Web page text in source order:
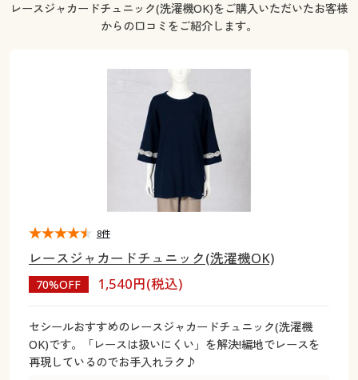
ジュニア・ティーンズ下着
キッチン・雑貨・日用品
寝具・インテリア・家具通販すべて
カーテン・ラグ・ファブリック
美容・健康通販すべて
美容・健康・サプリメント
制服・スクール
大きいサイズ通販すべて
大きいサイズ レディース服
大きいサイズ レディース下着
大きいサイズ メンズ
大きいサイズ 事務・制服
カタログ
カタログ・チラシからのご注文
デジタルカタログ
キッチン・雑貨・日用品
家具・収納
カーテン・ラグ・ファブリック
美容・健康通販すべて
制服・スクール
ジュニア・ティーンズ下着
大きいサイズ レディース服
大きいサイズ レディース下着
大きいサイズ メンズ
大きいサイズ 事務・制服
カタログ
カタログ・チラシからのご注文
カタログ無料プレゼント
レースジャカードチュニック(洗濯機OK)をご購入いただいたお客様
からの口コミをご紹介します。
レースジャカードチュニック(洗濯機OK)
70%OFF 1,540円(税込)
セシールおすすめのレースジャカードチュニック(洗濯機
OK)です。「レースは扱いにくい」を解決!編地でレースを
再現しているのでお手入れラク♪
8件